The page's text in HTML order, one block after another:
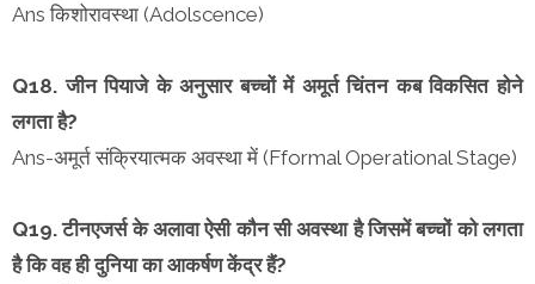
Ans किशोरावस्था (Adolscence)
Q18. जीन पियाजे के अनुसार बच्चों में अमूर्त चिंतन कब विकसित होने
लगता है?
Ans-अमूर्त संक्रियात्मक अवस्था में (Fformal Operational Stage)
Q19. टीनएजर्स के अलावा ऐसी कौन सी अवस्था है जिसमें बच्चों को लगता
है कि वह ही दुनिया का आकर्षण केंद्र हैं?